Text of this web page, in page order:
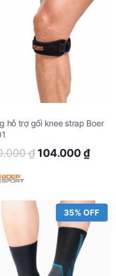
₫.
hỗ trợ gối knee strap Boer
₫ Original
160.000 ₫.
104.000₫
35% OFF